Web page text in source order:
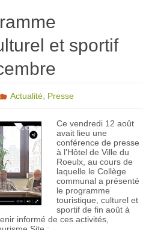
et sportif
Actualité, Presse
Ce vendredi 12 août
avait lieu une
conférence de presse
à l’Hôtel de Ville du
Roeulx, au cours de
laquelle le Collège
communal a présenté
le programme
touristique, culturel et
sportif de fin août à
informé de ces activités,